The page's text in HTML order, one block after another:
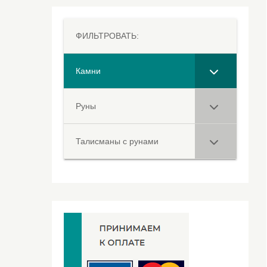
ФИЛЬТРОВАТЬ:
Камни
Руны
Талисманы с рунами